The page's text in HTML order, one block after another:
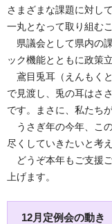
さまざまな課題に対し
一丸となって取り組む
県議会として県内の
ック機能とともに政策
鳶目兎耳（えんもく
で見渡し、兎の耳はさ
です。まさに、私たち
うさぎ年の今年、こ
尽くしていきたいと考
どうぞ本年もご支援
上げます。
12月定例会の動き